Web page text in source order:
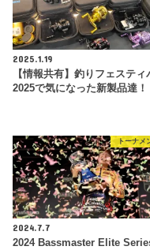
2025.1.19
【情報共有】釣りフェスティ
2025で気になった新製品達！
トーナメ
2024.7.7
2024 Bassmaster Elite